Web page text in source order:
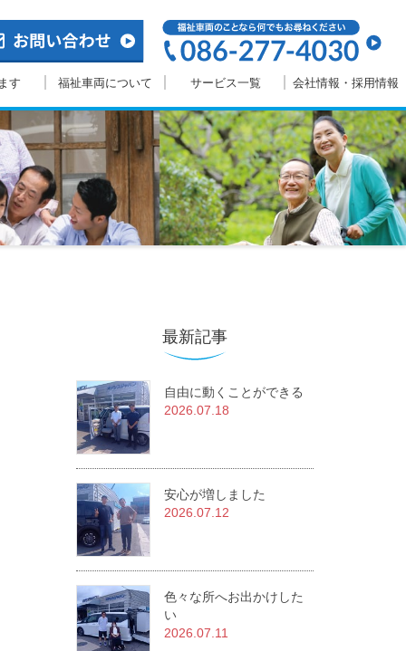
す 福祉車両について サービス一覧 会社情報・採用情報
最新記事
自由に動くことができる
2026.07.18
安心が増しました
2026.07.12
色々な所へお出かけした
い
2026.07.11